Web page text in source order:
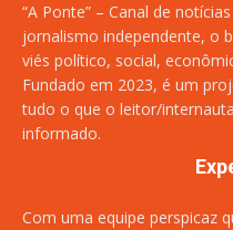
“A Ponte” – Canal de
jornalismo independente, o
viés político, social,
Fundado em 2023, é um
tudo o que o leitor/
informado.
Com uma equipe perspicaz